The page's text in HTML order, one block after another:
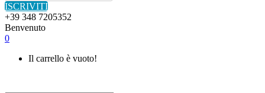
ISCRIVITI
+39 348 7205352
Benvenuto
0
Il carrello è vuoto!